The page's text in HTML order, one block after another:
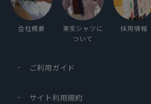
中
会社概要
東京シャツに
ついて
採用情報
ご利用ガイド
サイト利用規約